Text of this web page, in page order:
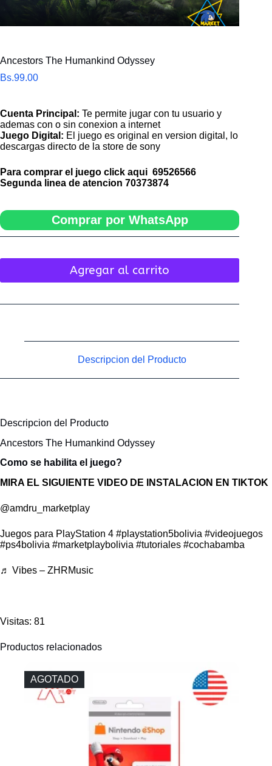
Ancestors The Humankind Odyssey
Bs.99.00
Cuenta Principal: Te permite jugar con tu usuario y
ademas con o sin conexion a internet
Juego Digital: El juego es original en version digital, lo
descargas directo de la store de sony
Para comprar el juego click aqui 69526566
Segunda linea de atencion 70373874
Comprar por WhatsApp
Agregar al carrito
Descripcion del Producto
Descripcion del Producto
Ancestors The Humankind Odyssey
Como se habilita el juego?
MIRA EL SIGUIENTE VIDEO DE INSTALACION EN TIKTOK
@amdru_marketplay
Juegos para PlayStation 4 #playstation5bolivia #videojuegos
#ps4bolivia #marketplaybolivia #tutoriales #cochabamba
♬ Vibes – ZHRMusic
Visitas: 81
Productos relacionados
AGOTADO